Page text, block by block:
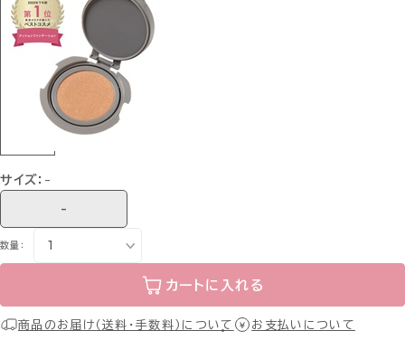
サイズ： -
-
数量：
カートに入れる
商品のお届け（送料・手数料）について お支払いについて